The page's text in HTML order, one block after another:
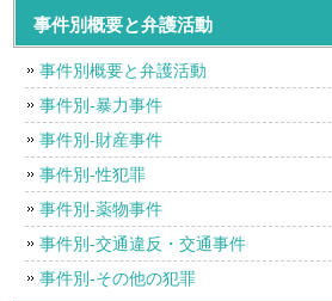
事件別概要と弁護活動
事件別概要と弁護活動
事件別-暴力事件
事件別-財産事件
事件別-性犯罪
事件別-薬物事件
事件別-交通違反・交通事件
事件別-その他の犯罪